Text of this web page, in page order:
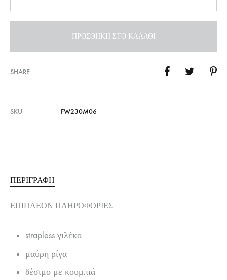
ΠΡΟΣΘΉΚΗ ΣΤΟ ΚΑΛΆΘΙ
SHARE
SKU FW230M06
ΠΕΡΙΓΡΑΦΉ
ΕΠΙΠΛΈΟΝ ΠΛΗΡΟΦΟΡΊΕΣ
strapless γιλέκο
μαύρη ρίγα
δέσιμο με κουμπιά